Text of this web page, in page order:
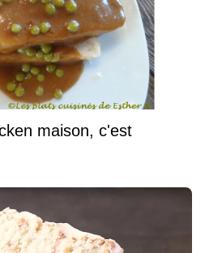
maison, c'est